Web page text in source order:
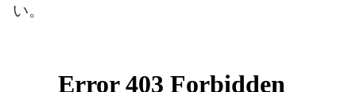
い。